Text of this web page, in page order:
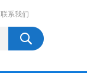
联系我们